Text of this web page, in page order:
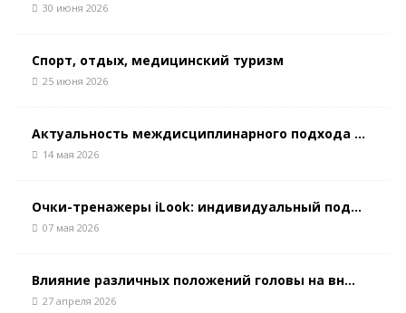
30 июня 2026
Спорт, отдых, медицинский туризм
25 июня 2026
Актуальность междисциплинарного подхода ...
14 мая 2026
Очки-тренажеры iLook: индивидуальный под...
07 мая 2026
Влияние различных положений головы на вн...
27 апреля 2026